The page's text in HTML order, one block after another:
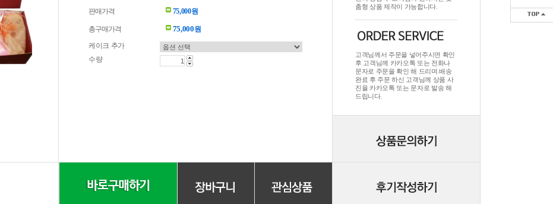
판매가격 75,000원
총구매가격 75,000원
케이크 추가
수량
춤형 상품 제작이 가능합니다.
고객님께서 주문을 넣어주시면 확인
후 고객님께 카카오톡 또는 전화나
문자로 주문을 확인 해 드리며.배송
완료 후 주문 하신 고객님께 상품 사
진을 카카오톡 또는 문자로 발송 해
드립니다.